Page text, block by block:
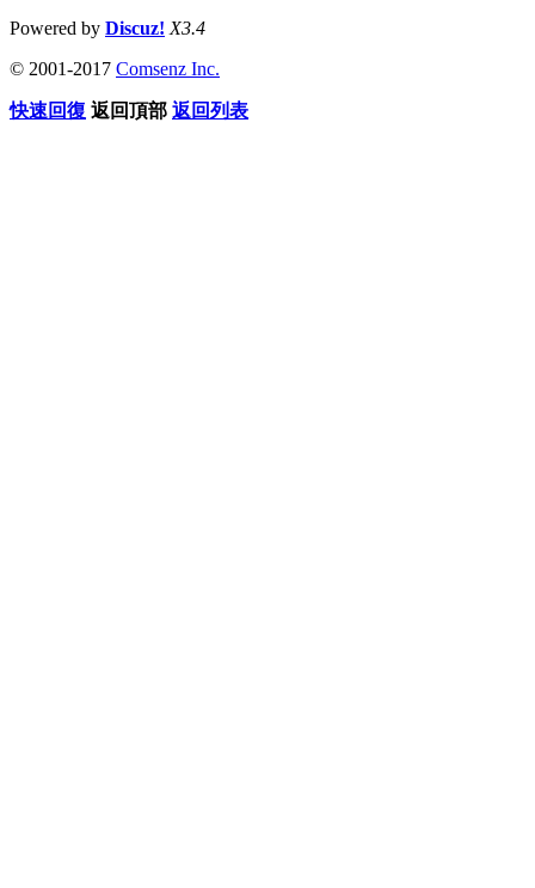
Powered by Discuz! X3.4
© 2001-2017 Comsenz Inc.
快速回復 返回頂部 返回列表